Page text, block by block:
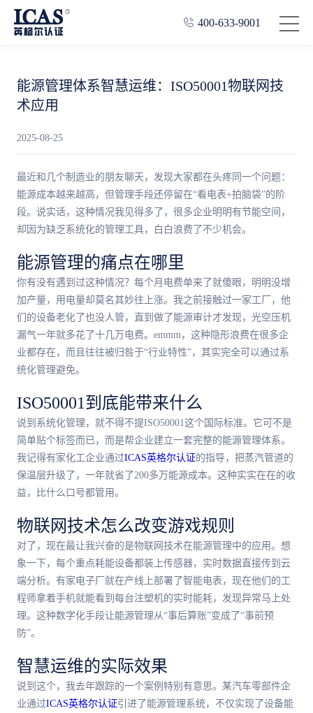
400-633-9001
能源管理体系智慧运维：ISO50001物联网技
术应用
2025-08-25
最近和几个制造业的朋友聊天，发现大家都在头疼同一个问题：
能源成本越来越高，但管理手段还停留在“看电表+拍脑袋”的阶
段。说实话，这种情况我见得多了，很多企业明明有节能空间，
却因为缺乏系统化的管理工具，白白浪费了不少机会。
能源管理的痛点在哪里
你有没有遇到过这种情况？每个月电费单来了就傻眼，明明没增
加产量，用电量却莫名其妙往上涨。我之前接触过一家工厂，他
们的设备老化了也没人管，直到做了能源审计才发现，光空压机
漏气一年就多花了十几万电费。emmm，这种隐形浪费在很多企
业都存在，而且往往被归咎于“行业特性”，其实完全可以通过系
统化管理避免。
ISO50001到底能带来什么
说到系统化管理，就不得不提ISO50001这个国际标准。它可不是
简单贴个标签而已，而是帮企业建立一套完整的能源管理体系。
我记得有家化工企业通过ICAS英格尔认证的指导，把蒸汽管道的
保温层升级了，一年就省了200多万能源成本。这种实实在在的收
益，比什么口号都管用。
物联网技术怎么改变游戏规则
对了，现在最让我兴奋的是物联网技术在能源管理中的应用。想
象一下，每个重点耗能设备都装上传感器，实时数据直接传到云
端分析。有家电子厂就在产线上部署了智能电表，现在他们的工
程师拿着手机就能看到每台注塑机的实时能耗，发现异常马上处
理。这种数字化手段让能源管理从“事后算账”变成了“事前预
防”。
智慧运维的实际效果
说到这个，我去年跟踪的一个案例特别有意思。某汽车零部件企
业通过ICAS英格尔认证引进了能源管理系统，不仅实现了设备能